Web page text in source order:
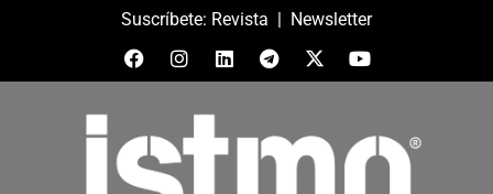
Suscríbete: Revista | Newsletter